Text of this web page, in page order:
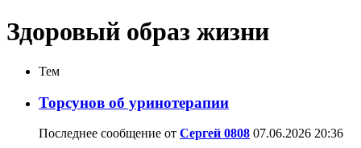
Здоровый образ жизни
Тем
Торсунов об уринотерапии
Последнее сообщение от Сергей 0808 07.06.2026 20:36